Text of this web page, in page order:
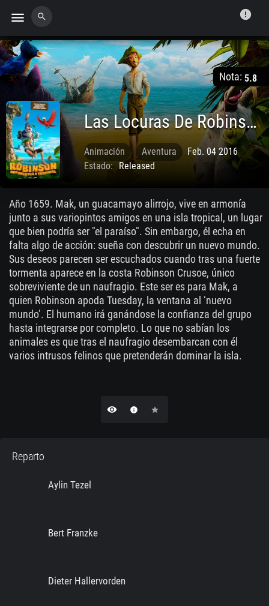
menu search error
Nota: 5.8
Las Locuras De Robinson Crusoe
Animación Aventura
Feb. 04 2016
Estado:
Released
Año 1659. Mak, un guacamayo alirrojo, vive en armonía
junto a sus variopintos amigos en una isla tropical, un lugar
que bien podría ser "el paraíso". Sin embargo, él echa en
falta algo de acción: sueña con descubrir un nuevo mundo.
Sus deseos parecen ser escuchados cuando tras una fuerte
tormenta aparece en la costa Robinson Crusoe, único
sobreviviente de un naufragio. Este ser es para Mak, a
quien Robinson apoda Tuesday, la ventana al ‘nuevo
mundo’. El humano irá ganándose la confianza del grupo
hasta integrarse por completo. Lo que no sabían los
animales es que tras el naufragio desembarcan con él
varios intrusos felinos que pretenderán dominar la isla.
remove_red_eye info star
Reparto
Aylin Tezel
Bert Franzke
Dieter Hallervorden